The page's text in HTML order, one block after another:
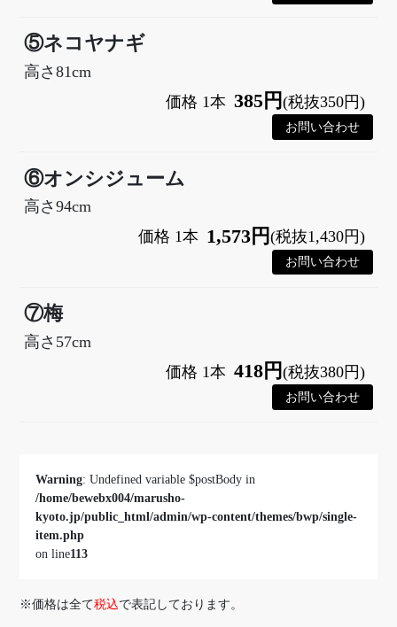
⑤ネコヤナギ
高さ81cm
価格 1本 385円(税抜350円)
⑥オンシジューム
高さ94cm
価格 1本 1,573円(税抜1,430円)
⑦梅
高さ57cm
価格 1本 418円(税抜380円)
Warning: Undefined variable $postBody in
/home/bewebx004/marusho-
kyoto.jp/public_html/admin/wp-content/themes/bwp/single-
item.php
on line113
※価格は全て税込で表記しております。